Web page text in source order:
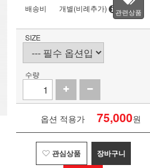
배송비
개별(비례추가) 관련상품
SIZE
수량
옵션 적용가 75,000원
관심상품 장바구니